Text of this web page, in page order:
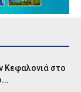
Κεφαλονιά στο